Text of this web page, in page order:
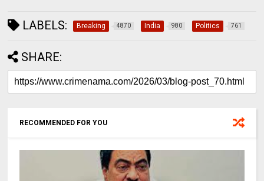
LABELS: Breaking 4870 India 980 Politics 761
SHARE:
RECOMMENDED FOR YOU